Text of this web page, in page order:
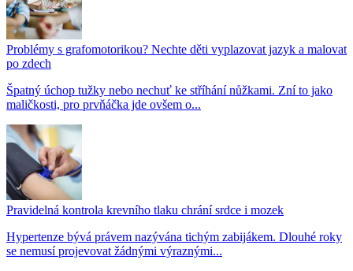
Problémy s grafomotorikou? Nechte děti vyplazovat jazyk a malovat
po zdech
Špatný úchop tužky nebo nechuť ke stříhání nůžkami. Zní to jako
maličkosti, pro prvňáčka jde ovšem o...
Pravidelná kontrola krevního tlaku chrání srdce i mozek
Hypertenze bývá právem nazývána tichým zabijákem. Dlouhé roky
se nemusí projevovat žádnými výraznými...